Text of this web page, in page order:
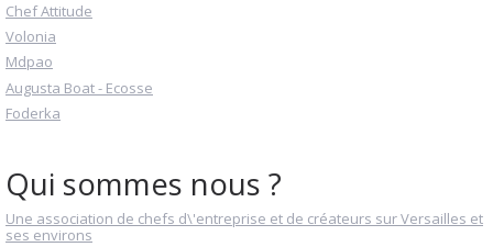
Chef Attitude
Volonia
Mdpao
Augusta Boat - Ecosse
Foderka
Qui sommes nous ?
Une association de chefs d\'entreprise et de créateurs sur Versailles et
ses environs